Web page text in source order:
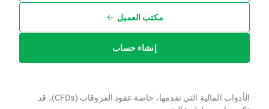
مكتب العميل
إنشاء حساب
الأدوات المالية التي نقدمها، خاصة عقود الفروقات (CFDs)، قد